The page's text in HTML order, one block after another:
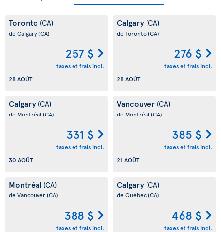
Toronto (CA)
de Calgary(CA)
257 $
taxes et frais incl.
28 AOÛT
Calgary (CA)
de Toronto(CA)
276 $
taxes et frais incl.
28 AOÛT
Calgary (CA)
de Montréal (CA)
331 $
taxes et frais incl.
30 AOÛT
Vancouver (CA)
de Montréal (CA)
385 $
taxes et frais incl.
21 AOÛT
Montréal (CA)
de Vancouver(CA)
388 $
taxes et frais incl.
Calgary (CA)
de Québec(CA)
468 $
taxes et frais incl.